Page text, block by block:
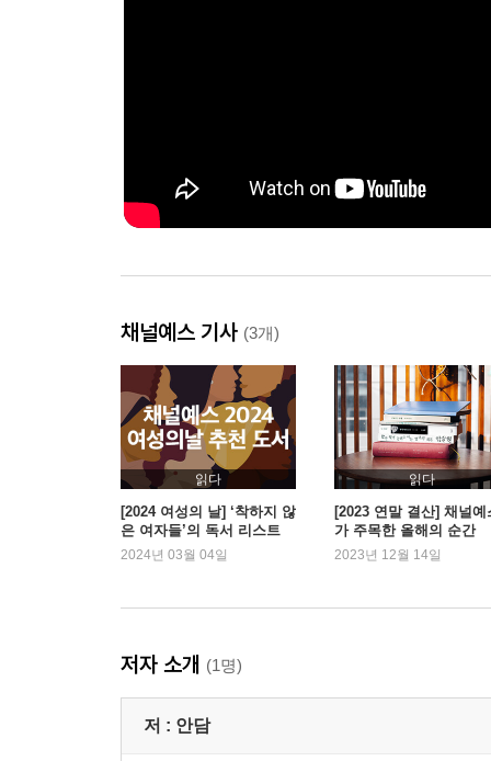
채널예스 기사 (3개)
읽다
[2024 여성의 날] ‘착하지 않
은 여자들’의 독서 리스트
2024년 03월 04일
읽다
[2023 연말 결산] 채널예
가 주목한 올해의 순간
2023년 12월 14일
저자 소개 (1명)
저 : 안담